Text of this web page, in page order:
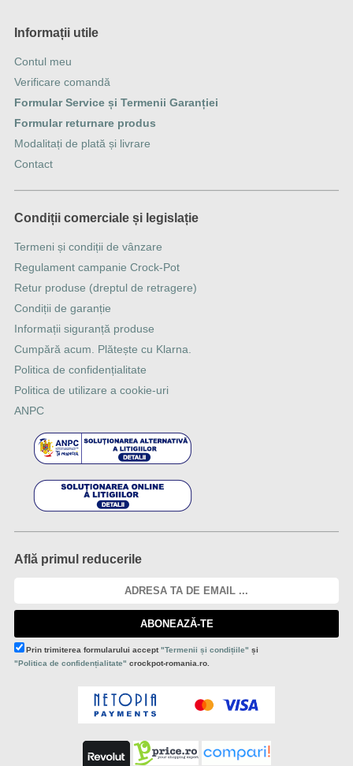
Informații utile
Contul meu
Verificare comandă
Formular Service și Termenii Garanției
Formular returnare produs
Modalitați de plată și livrare
Contact
Condiții comerciale și legislație
Termeni și condiții de vânzare
Regulament campanie Crock-Pot
Retur produse (dreptul de retragere)
Condiții de garanție
Informații siguranță produse
Cumpără acum. Plătește cu Klarna.
Politica de confidențialitate
Politica de utilizare a cookie-uri
ANPC
Află primul reducerile
ABONEAZĂ-TE
Prin trimiterea formularului accept"Termenii și condițiile" și
"Politica de confidențialitate" crockpot-romania.ro.